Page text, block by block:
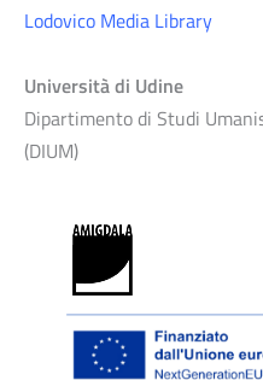
Lodovico Media Library
Università di Udine
Dipartimento di Studi
(DIUM)